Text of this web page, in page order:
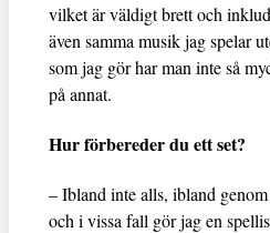
vilket är väldigt brett och
även samma musik jag spelar
som jag gör har man inte så
på annat.
Hur förbereder du ett set?
– Ibland inte alls, ibland
och i vissa fall gör jag en